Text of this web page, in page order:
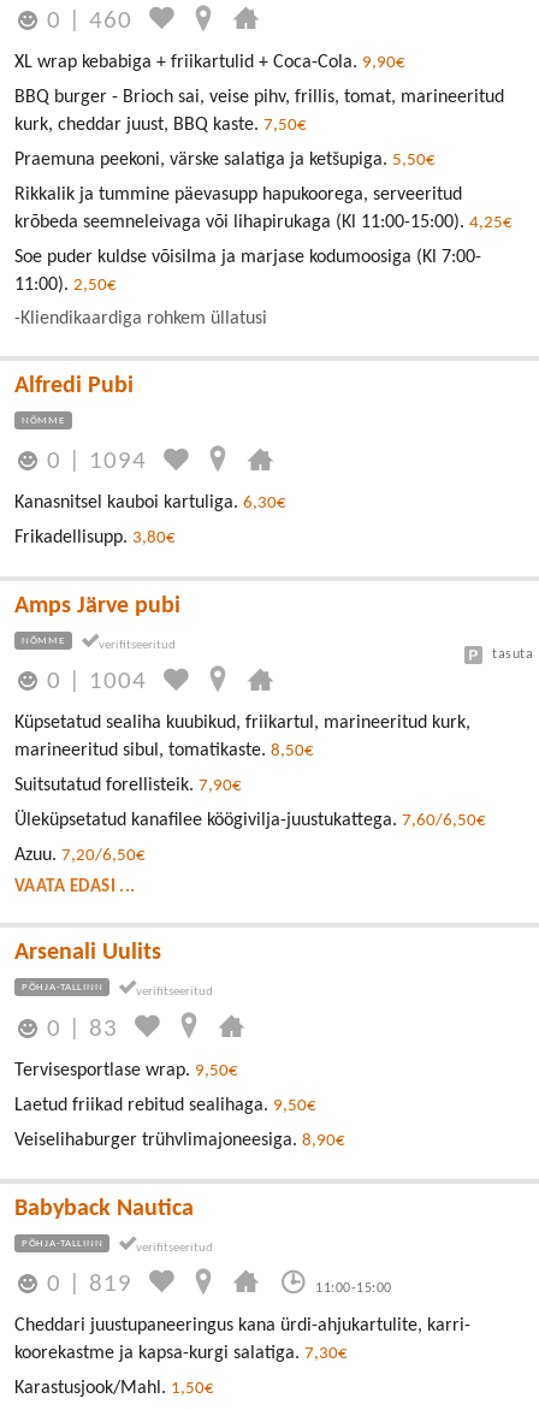
0 |460
XL wrap kebabiga + friikartulid + Coca-Cola. 9,90€
BBQ burger - Brioch sai, veise pihv, frillis, tomat, marineeritud
kurk, cheddar juust, BBQ kaste. 7,50€
Praemuna peekoni, värske salatiga ja ketšupiga. 5,50€
Rikkalik ja tummine päevasupp hapukoorega, serveeritud
krõbeda seemneleivaga või lihapirukaga (Kl 11:00-15:00). 4,25€
Soe puder kuldse võisilma ja marjase kodumoosiga (Kl 7:00-
11:00). 2,50€
-Kliendikaardiga rohkem üllatusi
Alfredi Pubi
NÕMME
0 1094
Kanasnitsel kauboi kartuliga. 6,30€
Frikadellisupp. 3,80€
Amps Järve pubi
NÕMME
0 1004
tasuta
Küpsetatud sealiha kuubikud, friikartul, marineeritud kurk,
marineeritud sibul, tomatikaste. 8,50€
Suitsutatud forellisteik. 7,90€
Üleküpsetatud kanafilee köögivilja-juustukattega. 7,60/6,50€
Azuu. 7,20/6,50€
VAATA EDASI ...
Arsenali Uulits
PÕHJA-TALLINN
0 83
Tervisesportlase wrap. 9,50€
Laetud friikad rebitud sealihaga. 9,50€
Veiselihaburger trühvlimajoneesiga. 8,90€
Babyback Nautica
PÕHJA-TALLINN
0 819 11:00-15:00
Cheddari juustupaneeringus kana ürdi-ahjukartulite, karri-
koorekastme ja kapsa-kurgi salatiga. 7,30€
Karastusjook/Mahl. 1,50€